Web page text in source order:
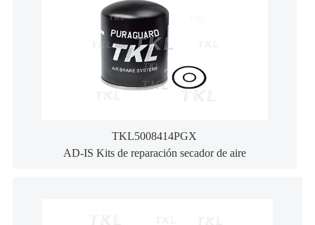
TKL5008414PGX
AD-IS Kits de reparación secador de aire